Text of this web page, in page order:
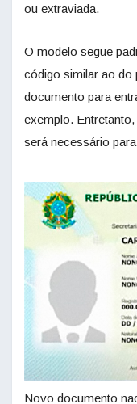
ou extraviada.
O modelo segue
código similar ao do
documento para
exemplo.
será necessário
Novo documento